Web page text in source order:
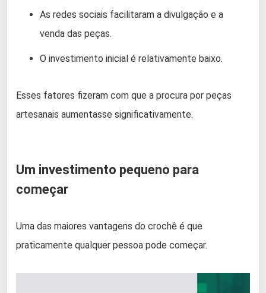
As redes sociais facilitaram a divulgação e a
venda das peças.
O investimento inicial é relativamente baixo.
Esses fatores fizeram com que a procura por peças
artesanais aumentasse significativamente.
Um investimento pequeno para
começar
Uma das maiores vantagens do crochê é que
praticamente qualquer pessoa pode começar.